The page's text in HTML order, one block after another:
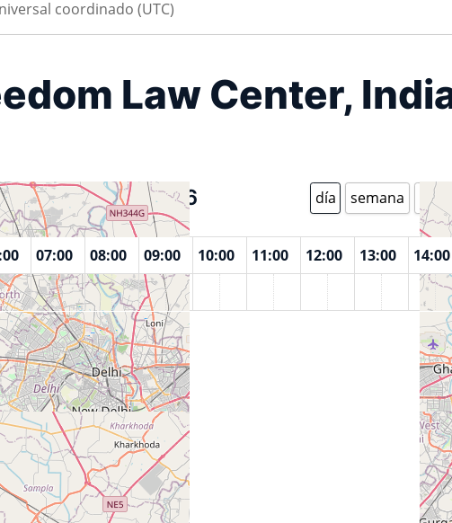
Law Center,
Agosto 7 2026 día semana mes
07:00 08:00 09:00 10:00 11:00 12:00 13:00 14:00